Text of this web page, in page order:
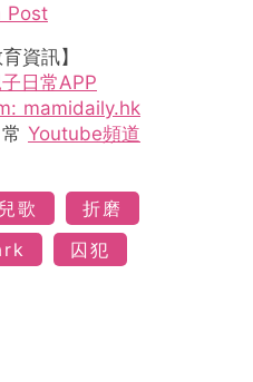
Post
資訊】
日常APP
mamidaily.hk
Youtube頻道
兒歌
折磨
囚犯